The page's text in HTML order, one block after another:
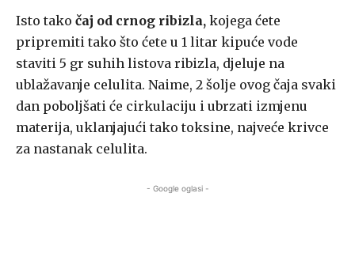
Isto tako čaj od crnog ribizla, kojega ćete
pripremiti tako što ćete u 1 litar kipuće vode
staviti 5 gr suhih listova ribizla, djeluje na
ublažavanje celulita. Naime, 2 šolje ovog čaja svaki
dan poboljšati će cirkulaciju i ubrzati izmjenu
materija, uklanjajući tako toksine, najveće krivce
za nastanak celulita.
- Google oglasi -